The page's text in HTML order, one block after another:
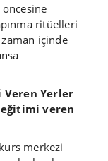
ritüelleri
zaman içinde
Veren Yerler
eğitimi veren
merkezi